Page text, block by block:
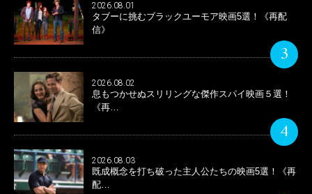
2026.08.01
タブーに挑むブラックユーモア映画5選！《再配
信》
3
2026.08.02
息もつかせぬスリリングな傑作スパイ映画５選！
《再…
4
2026.08.03
既成概念を打ち破った主人公たちの映画5選！《再
配…